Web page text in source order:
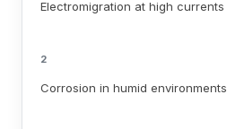
Electromigration at high currents
2
Corrosion in humid environments